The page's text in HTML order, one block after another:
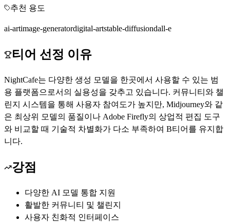
추천 용도
ai-artimage-generatordigital-artstable-diffusiondall-e
티어 선정 이유
NightCafe는 다양한 생성 모델을 한곳에서 사용할 수 있는 범
용 플랫폼으로서의 실용성을 갖추고 있습니다. 커뮤니티와 챌
린지 시스템을 통해 사용자 참여도가 높지만, Midjourney와 같
은 최상위 모델의 품질이나 Adobe Firefly의 상업적 편집 도구
와 비교할 때 기술적 차별화가 다소 부족하여 B티어를 유지합
니다.
강점
다양한 AI 모델 통합 지원
활발한 커뮤니티 및 챌린지
사용자 친화적 인터페이스